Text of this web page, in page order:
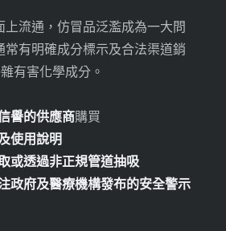
流通，仿冒品泛濫成為一大問
有明確成分標示及合法渠道銷
有害化學成分。
譽的供應商購買
使用說明
或透過非正規管道抽吸
政府及醫療機構發布的安全警示